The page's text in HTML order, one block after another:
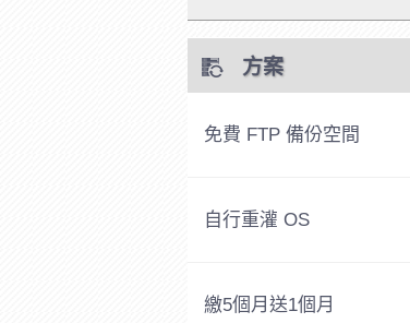
方案
免費 FTP 備份空間
自行重灌 OS
繳5個月送1個月